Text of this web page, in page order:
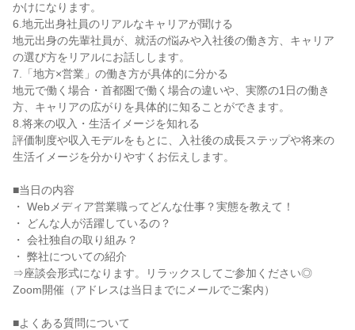
かけになります。
6.地元出身社員のリアルなキャリアが聞ける
地元出身の先輩社員が、就活の悩みや入社後の働き方、キャリア
の選び方をリアルにお話しします。
7.「地方×営業」の働き方が具体的に分かる
地元で働く場合・首都圏で働く場合の違いや、実際の1日の働き
方、キャリアの広がりを具体的に知ることができます。
8.将来の収入・生活イメージを知れる
評価制度や収入モデルをもとに、入社後の成長ステップや将来の
生活イメージを分かりやすくお伝えします。
■当日の内容
・ Webメディア営業職ってどんな仕事？実態を教えて！
・ どんな人が活躍しているの？
・ 会社独自の取り組み？
・ 弊社についての紹介
⇒座談会形式になります。リラックスしてご参加ください◎
Zoom開催（アドレスは当日までにメールでご案内）
■よくある質問について